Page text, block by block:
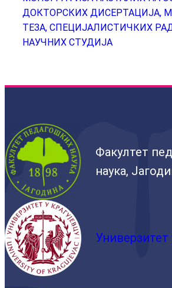
ДОКТОРСКИХ ДИСЕРТАЦИЈА,
ТЕЗА, СПЕЦИЈАЛИСТИЧКИХ
НАУЧНИХ СТУДИЈА
Факултет
наука,
Универзитет